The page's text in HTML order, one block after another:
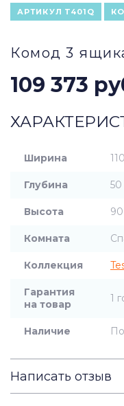
АРТИКУЛ T401Q
Комод 3
109 373
Ширина 110
Глубина 50
Высота 90
Комната
Коллекция
Гарантия
на товар
1
Наличие
Написать отзыв